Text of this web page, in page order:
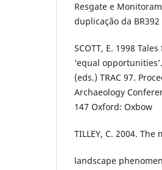
Resgate e
duplicação da
SCOTT, E. 1998
‘equal opportunities’.
(eds.) TRAC 97.
Archaeology
147 Oxford: Oxbow
TILLEY, C. 2004.
landscape